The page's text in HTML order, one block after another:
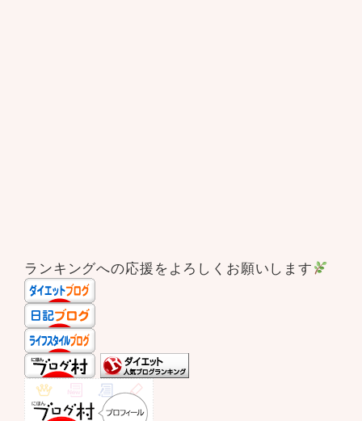
ランキングへの応援をよろしくお願いします